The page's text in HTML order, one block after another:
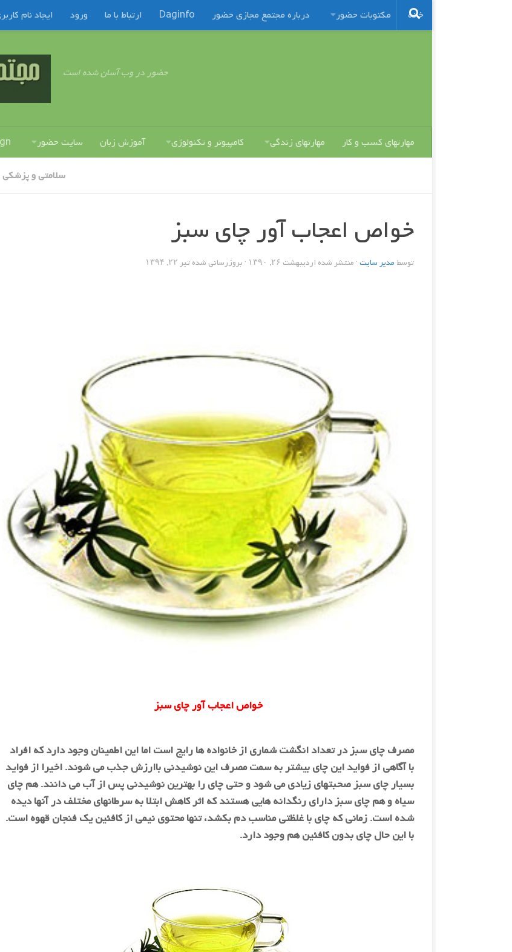
خانه مکتوبات حضور درباره مجتمع مجازی حضور Daginfo ارتباط با ما ورود ایجاد نام
حضور در وب آسان شده است
مهارتهای کسب و کار مهارتهای زندگی کامپیوتر و تکنولوژی آموزش زبان سایت حضور
سلامتي و پزشكي
خواص اعجاب آور چای سبز
توسط مدیر سایت· منتشر شده اردیبهشت ۲۶, ۱۳۹۰ · بروزرسانی شدهتیر ۲۲, ۱۳۹۴
خواص اعجاب آور چای سبز
مصرف چای سبز در تعداد انگشت شماری از خانواده ها رایج است اما این اطمینان وجود دارد که افراد
با آگاهی از فواید این چای بیشتر به سمت مصرف این نوشیدنی باارزش جذب می شوند. اخیرا از فواید
بسیار چای سبز صحبتهای زیادی می شود و حتی چای را بهترین نوشیدنی پس از آب می دانند. هم چای
سیاه و هم چای سبز دارای رنگدانه هایی هستند که اثر کاهش ابتلا به سرطانهای مختلف در آنها دیده
شده است. زمانی که چای با غلظتی مناسب دم بکشد، تنها محتوی نیمی از کافئین یک فنجان قهوه است.
با این حال چای بدون کافئین هم وجود دارد.